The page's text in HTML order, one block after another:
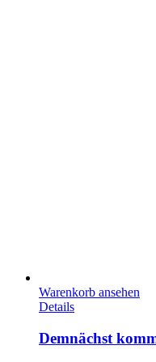
Warenkorb ansehen
Details
Demnächst